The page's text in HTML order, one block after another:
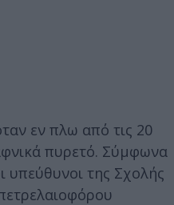
εν πλω από τις 20
πυρετό. Σύμφωνα
υπεύθυνοι της Σχολής